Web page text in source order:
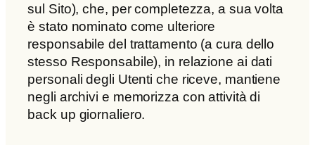
sul Sito), che, per completezza, a sua volta
è stato nominato come ulteriore
responsabile del trattamento (a cura dello
stesso Responsabile), in relazione ai dati
personali degli Utenti che riceve, mantiene
negli archivi e memorizza con attività di
back up giornaliero.